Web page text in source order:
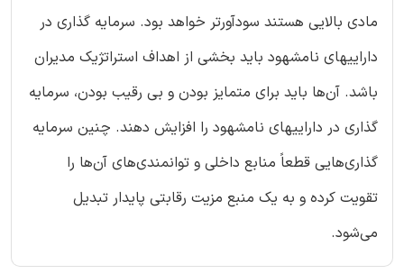
مادی بالایی هستند سودآورتر خواهد بود. سرمایه گذاری در
داراییهای نامشهود باید بخشی از اهداف استراتژیک مدیران
باشد. آن‌ها باید برای متمایز بودن و بی رقیب بودن، سرمایه
گذاری در داراییهای نامشهود را افزایش دهند. چنین سرمایه
گذاری‌هایی قطعاً منابع داخلی و توانمندی‌های آن‌ها را
تقویت کرده و به یک منبع مزیت رقابتی پایدار تبدیل
می‌شود.